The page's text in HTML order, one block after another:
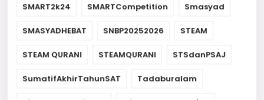
SMART2k24 SMARTCompetition Smasyad
SMASYADHEBAT SNBP20252026 STEAM
STEAM QURANI STEAMQURANI STSdanPSAJ
SumatifAkhirTahunSAT Tadaburalam